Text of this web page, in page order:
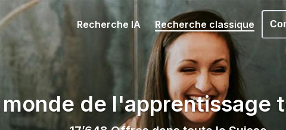
Recherche IA Recherche classique
de l'apprentissage